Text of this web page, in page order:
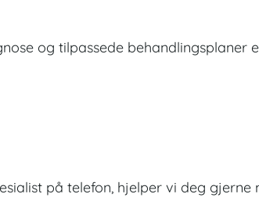
og tilpassede behandlingsplaner
på telefon, hjelper vi deg gjerne